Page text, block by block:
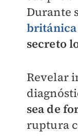
Durante
británica
secreto
Revelar
sea de
ruptura